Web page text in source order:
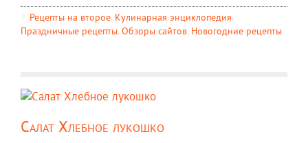
Рецепты на второе, Кулинарная энциклопедия,
Праздничные рецепты, Обзоры сайтов, Новогодние рецепты
Салат Хлебное лукошко